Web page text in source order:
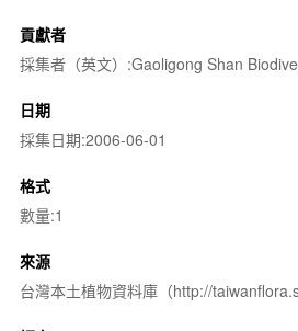
貢獻者
採集者（英文）:Gaoligong Shan
日期
採集日期:2006-06-01
格式
數量:1
來源
台灣本土植物資料庫（http://